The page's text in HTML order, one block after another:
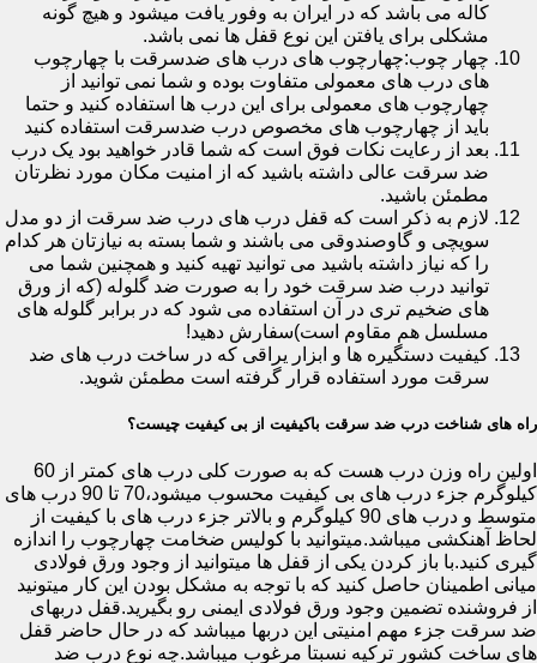
کاله می باشد که در ایران به وفور یافت میشود و هیچ گونه
مشکلی برای یافتن این نوع قفل ها نمی باشد.
چهار چوب:چهارچوب های درب های ضدسرقت با چهارچوب
های درب های معمولی متفاوت بوده و شما نمی توانید از
چهارچوب های معمولی برای این درب ها استفاده کنید و حتما
باید از چهارچوب های مخصوص درب ضدسرقت استفاده کنید
بعد از رعایت نکات فوق است که شما قادر خواهید بود یک درب
ضد سرقت عالی داشته باشید که از امنیت مکان مورد نظرتان
مطمئن باشید.
لازم به ذکر است که قفل درب های درب ضد سرقت از دو مدل
سویچی و گاوصندوقی می باشند و شما بسته به نیازتان هر کدام
را که نیاز داشته باشید می توانید تهیه کنید و همچنین شما می
توانید درب ضد سرقت خود را به صورت ضد گلوله (که از ورق
های ضخیم تری در آن استفاده می شود که در برابر گلوله های
مسلسل هم مقاوم است)سفارش دهید!
کیفیت دستگیره ها و ابزار یراقی که در ساخت درب های ضد
سرقت مورد استفاده قرار گرفته است مطمئن شوید.
راه های شناخت درب ضد سرقت باکیفیت از بی کیفیت چیست؟
اولین راه وزن درب هست که به صورت کلی درب های کمتر از 60
کیلوگرم جزء درب های بی کیفیت محسوب میشود،70 تا 90 درب های
متوسط و درب های 90 کیلوگرم و بالاتر جزء درب های با کیفیت از
لحاظ آهنکشی میباشد.میتوانید با کولیس ضخامت چهارچوب را اندازه
گیری کنید.با باز کردن یکی از قفل ها میتوانید از وجود ورق فولادی
میانی اطمینان حاصل کنید که با توجه به مشکل بودن این کار میتونید
از فروشنده تضمین وجود ورق فولادی ایمنی رو بگیرید.قفل دربهای
ضد سرقت جزء مهم امنیتی این دربها میباشد که در حال حاضر قفل
های ساخت کشور ترکیه نسبتا مرغوب میباشد.چه نوع درب ضد